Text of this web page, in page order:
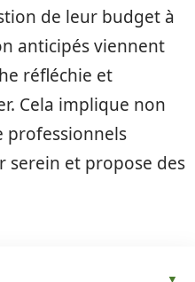
de leur budget à
anticipés viennent
réfléchie et
Cela implique non
professionnels
serein et propose des